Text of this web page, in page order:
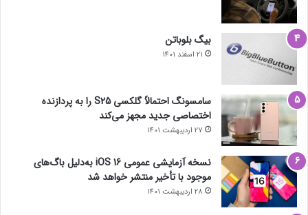
بیگ بلوباتن
21 اسفند 1401
سامسونگ احتمالاً گلکسی S25 را به پردازنده
اختصاصی جدید مجهز می‌کند
27 اردیبهشت 1401
نسخه آزمایشی عمومی iOS 16 به‌دلیل باگ‌های
موجود با تأخیر منتشر خواهد شد
28 اردیبهشت 1401